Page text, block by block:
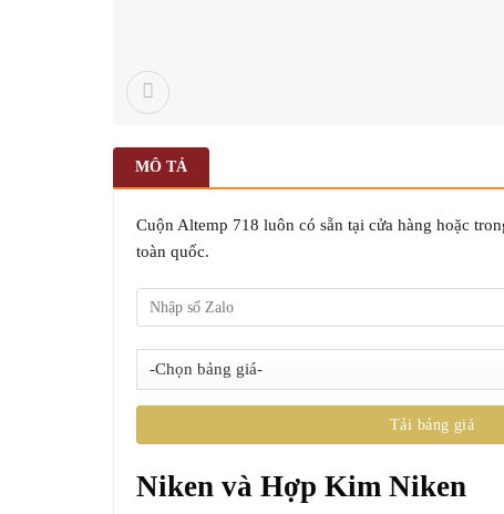
MÔ TẢ
Cuộn Altemp 718 luôn có sẵn tại cửa hàng hoặc
toàn quốc.
Niken và Hợp Kim Niken